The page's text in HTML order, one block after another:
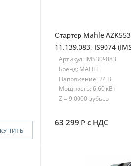
КУПИТЬ
Стартер Mahle
11.139.083, IS9074
Артикул: IMS309083
Бренд: MAHLE
Напряжение: 24 В
Мощность: 6.60 кВт
Z = 9.0000-зубьев
63 299 с НДС